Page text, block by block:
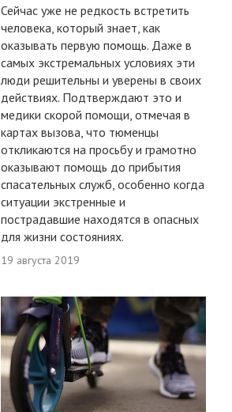
Сейчас уже не редкость встретить
человека, который знает, как
оказывать первую помощь. Даже в
самых экстремальных условиях эти
люди решительны и уверены в своих
действиях. Подтверждают это и
медики скорой помощи, отмечая в
картах вызова, что тюменцы
откликаются на просьбу и грамотно
оказывают помощь до прибытия
спасательных служб, особенно когда
ситуации экстренные и
пострадавшие находятся в опасных
для жизни состояниях.
19 августа 2019